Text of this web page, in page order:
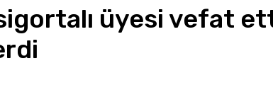
üyesi vefat